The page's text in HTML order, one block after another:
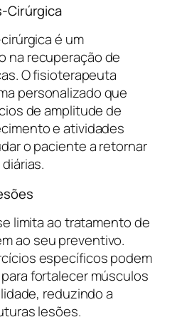
Cirúrgica
é um
na recuperação de
O fisioterapeuta
personalizado que
de amplitude de
e atividades
o paciente a retornar
limita ao tratamento de
ao seu preventivo.
específicos podem
fortalecer músculos
reduzindo a
lesões.